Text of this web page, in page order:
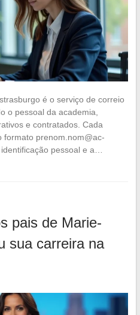
é o serviço de correio
o pessoal da academia,
e contratados. Cada
formato prenom.nom@ac-
pessoal e a…
pais de Marie-
sua carreira na